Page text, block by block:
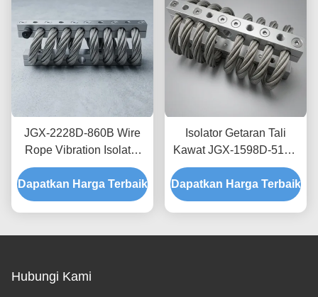
JGX-2228D-860B Wire
Rope Vibration Isolator
Rapid Prototyping Quick
Assembly Disesuaikan
Shock Mount
Dapatkan Harga Terbaik
Isolator Getaran Tali
Kawat JGX-1598D-515B
Menyediakan Kapasitas
Beban Terukur dan
Isolasi Kebisingan yang
Dapatkan Harga Terbaik
Hubungi Kami